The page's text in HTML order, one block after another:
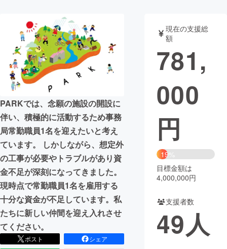
テクノロジー・ガジェット
映像・映画 書籍・雑誌
ビジネス・起業 チャレンジ
まちづくり・地域活性化
CAMPFIRE for Social Good
CAMPFIRE Creation
CAMPFIREふるさと納税 machi-ya コミュニティ
PARKでは、念願の施設の開設に
伴い、積極的に活動するため事務
局常勤職員1名を迎えたいと考え
ています。 しかしながら、想定外
の工事が必要やトラブルがあり資
金不足が深刻になってきました。
現時点で常勤職員1名を雇用する
十分な資金が不足しています。私
たちに新しい仲間を迎え入れさせ
てください。
ポスト
シェア
現在の支援総
額
781,
000
円
19%
目標金額は
4,000,000円
支援者数
49人